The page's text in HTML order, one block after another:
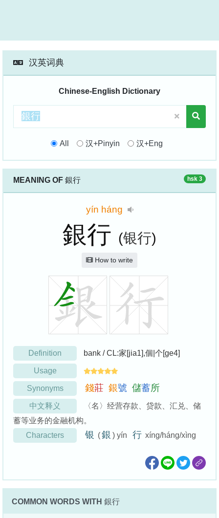
汉英词典
Chinese-English Dictionary
All 汉+Pinyin 汉+Eng
MEANING OF 銀行 hsk 3
yín háng
銀行 (银行)
How to write
Definition bank / CL:家[jia1],個|个[ge4]
Usage
Synonyms 錢莊 銀號 儲蓄所
中文释义
〈名〉经营存款、贷款、汇兑、储
蓄等业务的金融机构。
Characters
银 (銀 ) yín 行 xíng/háng/xìng
COMMON WORDS WITH 銀行